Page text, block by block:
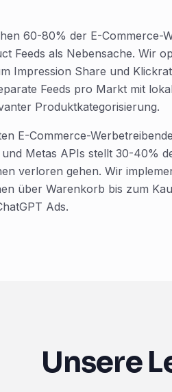
60-80% der E-Commerce-
Feeds als Nebensache. Wir
Impression Share und
Feeds pro Markt mit
Produktkategorisierung.
E-Commerce-
Metas APIs stellt 30-40%
verloren gehen. Wir
über Warenkorb bis zum
Ads.
Unsere